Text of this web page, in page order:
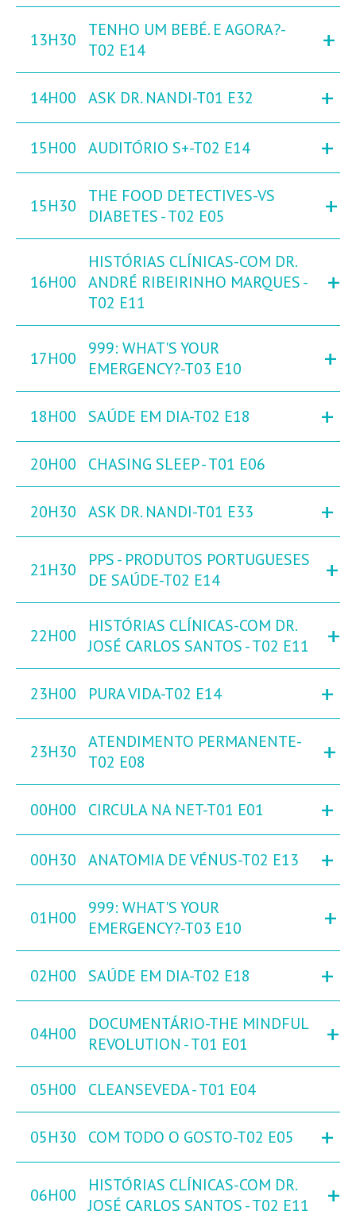
13H30
TENHO UM BEBÉ. E AGORA?-
T02 E14
+
14H00 ASK DR. NANDI-T01 E32 +
15H00 AUDITÓRIO S+-T02 E14 +
15H30
THE FOOD DETECTIVES-VS
DIABETES - T02 E05
+
16H00
HISTÓRIAS CLÍNICAS-COM DR.
ANDRÉ RIBEIRINHO MARQUES -
T02 E11
+
17H00
999: WHAT'S YOUR
EMERGENCY?-T03 E10
+
18H00 SAÚDE EM DIA-T02 E18 +
20H00 CHASING SLEEP - T01 E06
20H30 ASK DR. NANDI-T01 E33 +
21H30
PPS - PRODUTOS PORTUGUESES
DE SAÚDE-T02 E14
+
22H00
HISTÓRIAS CLÍNICAS-COM DR.
JOSÉ CARLOS SANTOS - T02 E11
+
23H00 PURA VIDA-T02 E14 +
23H30
ATENDIMENTO PERMANENTE-
T02 E08
+
00H00 CIRCULA NA NET-T01 E01 +
00H30 ANATOMIA DE VÉNUS-T02 E13 +
01H00
999: WHAT'S YOUR
EMERGENCY?-T03 E10
+
02H00 SAÚDE EM DIA-T02 E18 +
04H00
DOCUMENTÁRIO-THE MINDFUL
REVOLUTION - T01 E01
+
05H00 CLEANSEVEDA - T01 E04
05H30 COM TODO O GOSTO-T02 E05 +
06H00
HISTÓRIAS CLÍNICAS-COM DR.
JOSÉ CARLOS SANTOS - T02 E11
+